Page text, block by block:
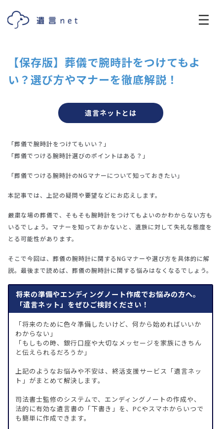
【保存版】葬儀で腕時計をつけてもよ
い？選び方やマナーを徹底解説！
遺言ネットとは
「葬儀で腕時計をつけてもいい？」
「葬儀でつける腕時計選びのポイントはある？」
「葬儀でつける腕時計のNGマナーについて知っておきたい」
本記事では、上記の疑問や要望などにお応えします。
厳粛な場の葬儀で、そもそも腕時計をつけてもよいのかわからない方も
いるでしょう。マナーを知っておかないと、遺族に対して失礼な態度を
とる可能性があります。
そこで今回は、葬儀の腕時計に関するNGマナーや選び方を具体的に解
説。最後まで読めば、葬儀の腕時計に関する悩みはなくなるでしょう。
将来の準備やエンディングノート作成でお悩みの方へ。
「遺言ネット」をぜひご検討ください！
「将来のために色々準備したいけど、何から始めればいいか
わからない」
「もしもの時、銀行口座や大切なメッセージを家族にきちん
と伝えられるだろうか」
上記のようなお悩みや不安は、終活支援サービス「遺言ネッ
ト」がまとめて解決します。
司法書士監修のシステムで、エンディングノートの作成や、
法的に有効な遺言書の「下書き」を、PCやスマホからいつで
も簡単に作成できます。